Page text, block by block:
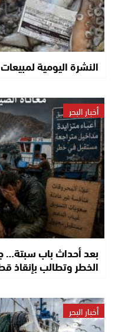
النشرة اليومية لمبيعات
أخبار البحر
بعد أحداث باب
الخطر وتطالب بإنقاذ
أخبار البحر